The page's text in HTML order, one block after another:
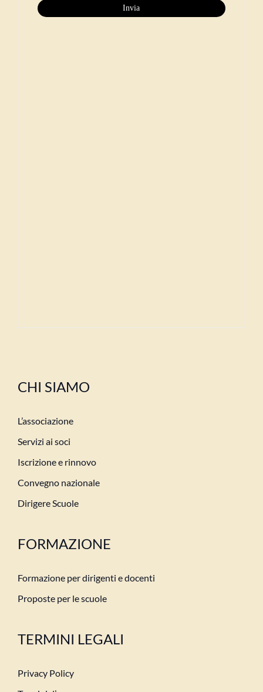
CHI SIAMO
L’associazione
Servizi ai soci
Iscrizione e rinnovo
Convegno nazionale
Dirigere Scuole
FORMAZIONE
Formazione per dirigenti e docenti
Proposte per le scuole
TERMINI LEGALI
Privacy Policy